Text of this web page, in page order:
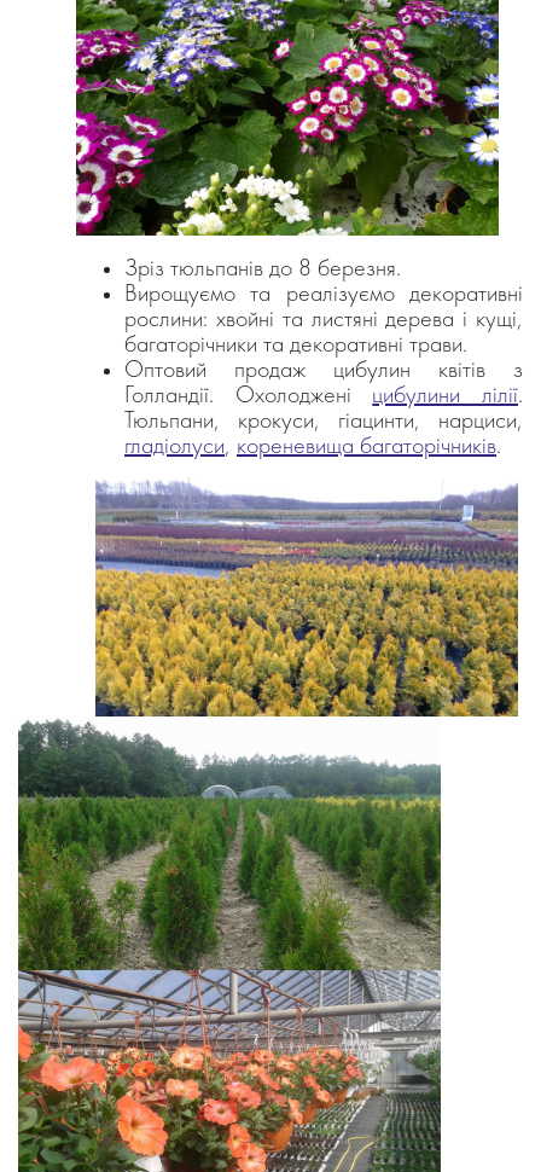
Зріз тюльпанів до 8 березня.
Вирощуємо та реалізуємо декоративні
рослини: хвойні та листяні дерева і кущі,
багаторічники та декоративні трави.
Оптовий продаж цибулин квітів з
Голландії. Охолодженіцибулини лілії.
Тюльпани, крокуси, гіацинти, нарциси,
гладіолуси, кореневища багаторічників.